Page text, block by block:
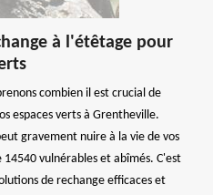
à l'étêtage pour
combien il est crucial de
espaces verts à Grentheville.
gravement nuire à la vie de vos
14540 vulnérables et abîmés. C'est
de rechange efficaces et